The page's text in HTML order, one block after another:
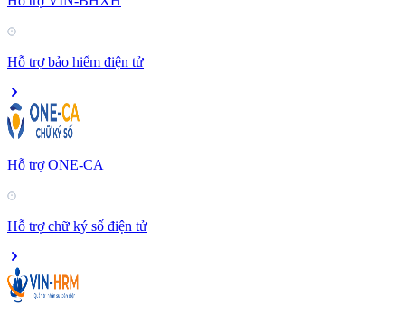
Hỗ trợ bảo hiểm điện tử
Hỗ trợ ONE-CA
Hỗ trợ chữ ký số điện tử